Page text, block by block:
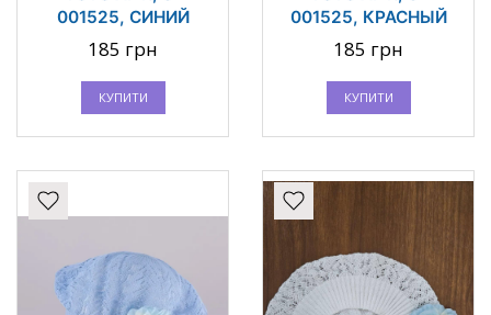
001525, СИНИЙ
185 грн
КУПИТИ
001525, КРАСНЫЙ
185 грн
КУПИТИ